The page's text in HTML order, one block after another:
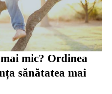
mic? Ordinea
sănătatea mai